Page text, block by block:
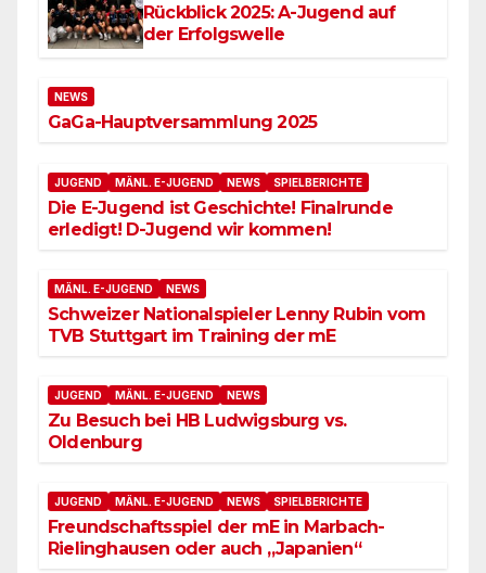
Rückblick 2025: A-Jugend auf
der Erfolgswelle
NEWS
GaGa-Hauptversammlung 2025
JUGEND MÄNL. E-JUGEND NEWS SPIELBERICHTE
Die E-Jugend ist Geschichte! Finalrunde
erledigt! D-Jugend wir kommen!
MÄNL. E-JUGEND NEWS
Schweizer Nationalspieler Lenny Rubin vom
TVB Stuttgart im Training der mE
JUGEND MÄNL. E-JUGEND NEWS
Zu Besuch bei HB Ludwigsburg vs.
Oldenburg
JUGEND MÄNL. E-JUGEND NEWS SPIELBERICHTE
Freundschaftsspiel der mE in Marbach-
Rielinghausen oder auch „Japanien“